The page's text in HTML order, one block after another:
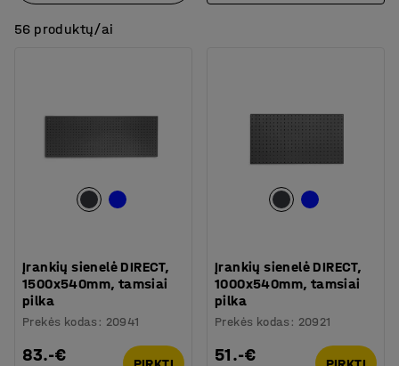
56 produktų/ai
Įrankių sienelė DIRECT,
1500x540mm, tamsiai
pilka
Prekės kodas : 20941
83.-€
Įrankių sienelė DIRECT,
1000x540mm, tamsiai
pilka
Prekės kodas : 20921
51.-€